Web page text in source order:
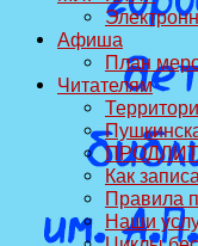
Афиша
План
Читателям
Как
Правила
Наши